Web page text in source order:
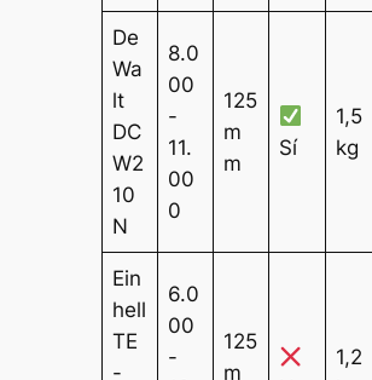
De
Wa
lt
DC
W2
10
N
8.0
00
-
11.
00
0
125
m
m
Sí
1,5
kg
Ein
hell
TE
-
6.0
00
-
125
m
1,2